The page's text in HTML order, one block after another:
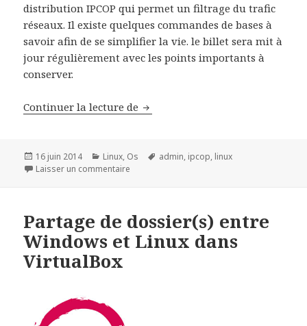
distribution IPCOP qui permet un filtrage du trafic
réseaux. Il existe quelques commandes de bases à
savoir afin de se simplifier la vie. le billet sera mit à
jour régulièrement avec les points importants à
conserver.
Continuer la lecture de Commandes de bases pour
Publié
le
16 juin 2014 Catégories
Linux, Os
Mots-
admin, ipcop, linux
Laisser un commentaire
Partage de dossier(s) entre
Windows et Linux dans
VirtualBox